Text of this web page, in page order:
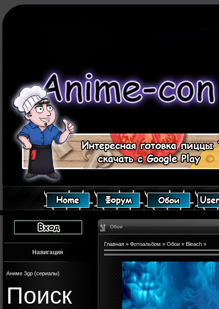
Навигация
Аниме 3gp (сериалы)
Поиск
Обои
Главная » Фотоальбом » Обои » Bleach »